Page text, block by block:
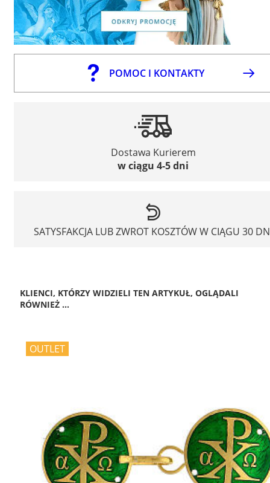
POMOC I KONTAKTY
Dostawa Kurierem
w ciągu 4-5 dni
SATYSFAKCJA LUB ZWROT KOSZTÓW W CIĄGU 30
KLIENCI, KTÓRZY WIDZIELI TEN ARTYKUŁ, OGLĄDALI
RÓWNIEŻ ...
OUTLET